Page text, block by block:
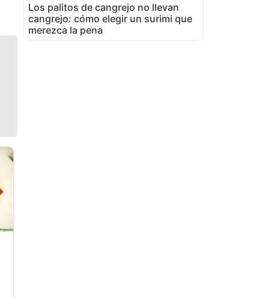
Los palitos de cangrejo no llevan
cangrejo: cómo elegir un surimi que
merezca la pena